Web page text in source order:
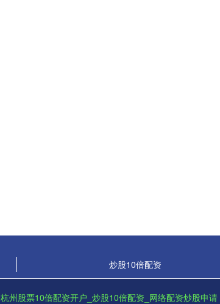
炒股10倍配资
杭州股票10倍配资开户_炒股10倍配资_网络配资炒股申请